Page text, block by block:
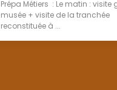
Prépa Métiers : Le matin : visite
musée + visite de la tranchée
reconstituée à ...